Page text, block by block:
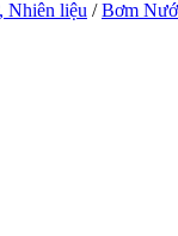
Nhiên liệu /Bơm